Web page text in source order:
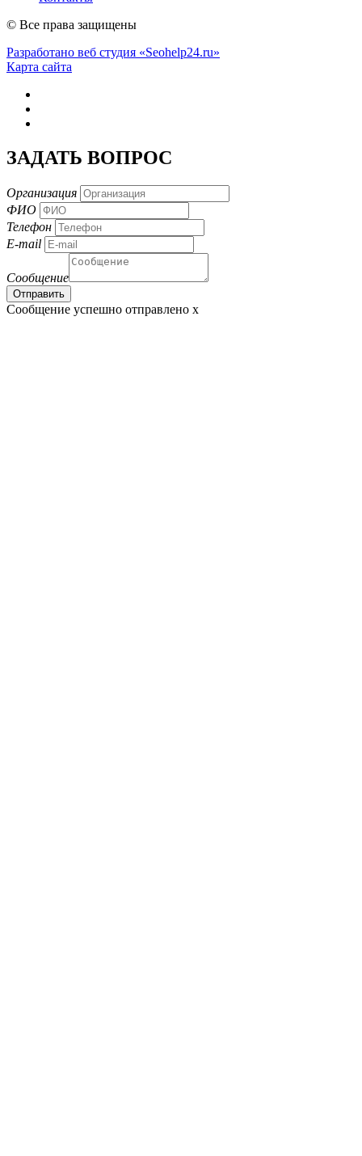
© Все права защищены
Разработано веб студия «Seohelp24.ru»
Карта сайта
ЗАДАТЬ ВОПРОС
Организация
ФИО
Телефон
E-mail
Сообщение
Сообщение успешно отправлено x